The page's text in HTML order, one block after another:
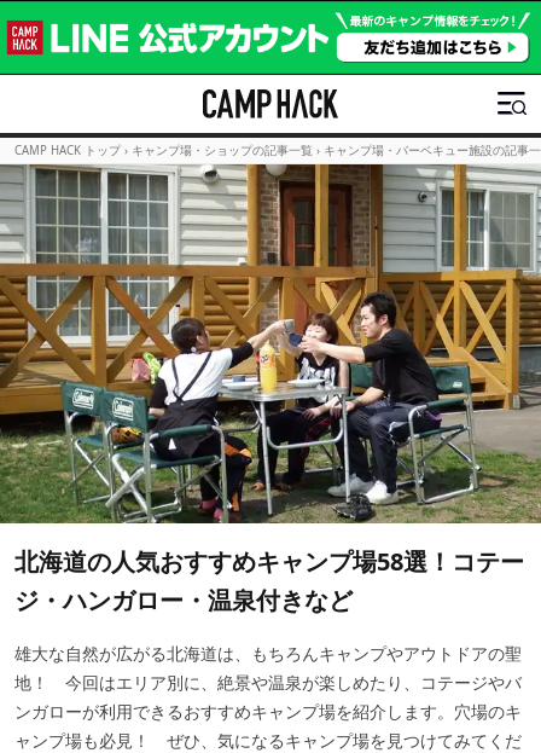
CAMP HACK トップ › キャンプ場・ショップの記事一覧 › キャンプ場・バーベキュー施設の記事
北海道の人気おすすめキャンプ場58選！コテー
ジ・ハンガロー・温泉付きなど
雄大な自然が広がる北海道は、もちろんキャンプやアウトドアの聖
地！ 今回はエリア別に、絶景や温泉が楽しめたり、コテージやバ
ンガローが利用できるおすすめキャンプ場を紹介します。穴場のキ
ャンプ場も必見！ ぜひ、気になるキャンプ場を見つけてみてくだ